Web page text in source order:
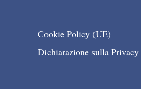
Cookie Policy (UE)
Dichiarazione sulla